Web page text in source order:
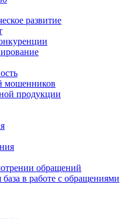
развитие
мошенников
продукции
обращений
в работе с обращениями